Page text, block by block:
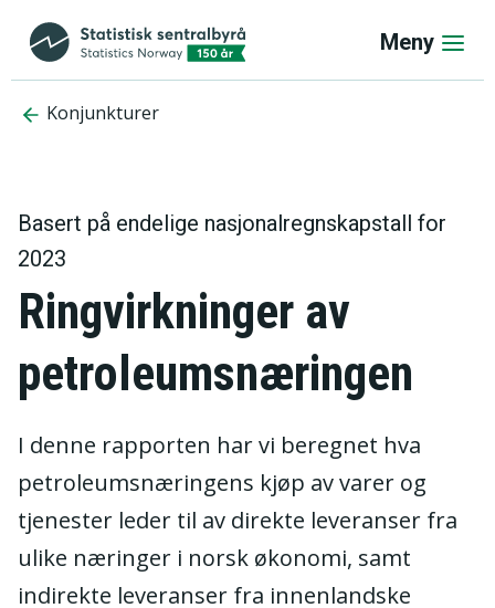
Meny
Konjunkturer
Basert på endelige nasjonalregnskapstall for
2023
Ringvirkninger av
petroleumsnæringen
I denne rapporten har vi beregnet hva
petroleumsnæringens kjøp av varer og
tjenester leder til av direkte leveranser fra
ulike næringer i norsk økonomi, samt
indirekte leveranser fra innenlandske